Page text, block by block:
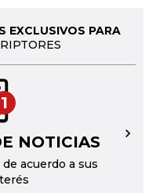
EXCLUSIVOS PARA
1
NOTICIAS
acuerdo a sus
→